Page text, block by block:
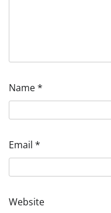
Name*
Email *
Website